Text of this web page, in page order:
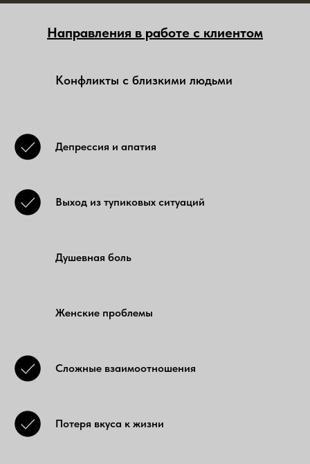
Направления в работе с клиентом
Конфликты с близкими людьми
Депрессия и апатия
Выход из тупиковых ситуаций
Душевная боль
Женские проблемы
Сложные взаимоотношения
Потеря вкуса к жизни